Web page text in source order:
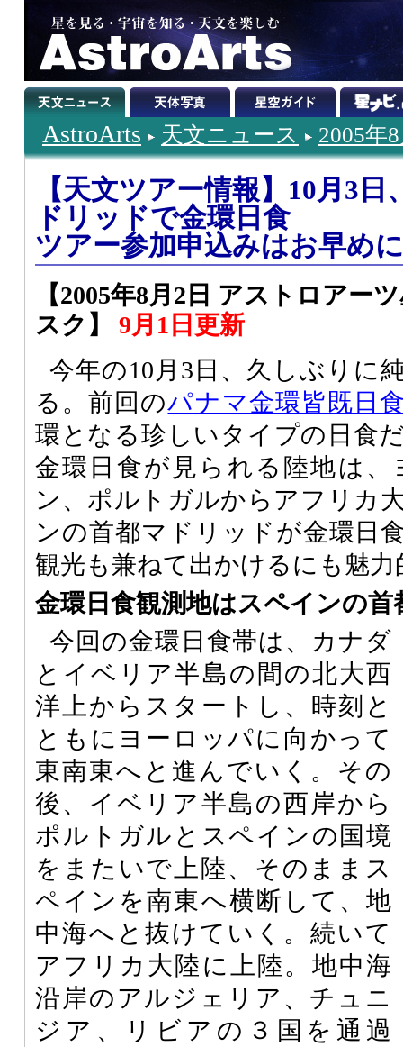
AstroArts 天文ニュース 2005年
【天文ツアー情報】10月3
ドリッドで金環日食
ツアー参加申込みはお早めに
【2005年8月2日 アストロアー
スク】 9月1日更新
今年の10月3日、久しぶりに
る。前回のパナマ金環皆既日
環となる珍しいタイプの日食
金環日食が見られる陸地は
ン、ポルトガルからアフリカ
ンの首都マドリッドが金環日
観光も兼ねて出かけるにも魅力
金環日食観測地はスペインの
今回の金環日食帯は、カナダ
とイベリア半島の間の北大西
洋上からスタートし、時刻と
ともにヨーロッパに向かって
東南東へと進んでいく。その
後、イベリア半島の西岸から
ポルトガルとスペインの国境
をまたいで上陸、そのままス
ペインを南東へ横断して、地
中海へと抜けていく。続いて
アフリカ大陸に上陸。地中海
沿岸のアルジェリア、チュニ
ジア、リビアの３国を通過